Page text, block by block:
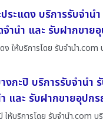
ระแดง บริการรับจำ
ำนำ และ รับฝากขาย
ให้บริการโดย รับจํานํา.com
งกะปิ บริการรับจำนำ
และ รับฝากขายอุปก
ให้บริการโดย รับจํานํา.com บ